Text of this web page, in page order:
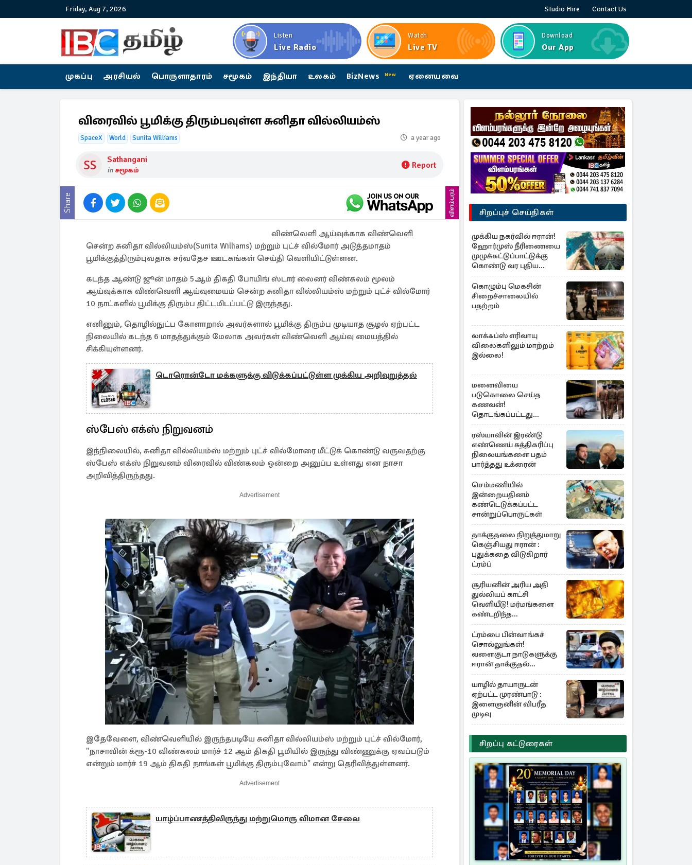
Friday, Aug 7, 2026 Studio Hire Contact Us
Listen
Live Radio
Watch
Live TV
Download
Our App
முகப்பு அரசியல் பொருளாதாரம் சமூகம் இந்தியா உலகம் BizNews New ஏனையவை
விரைவில் பூமிக்கு திரும்பவுள்ள சுனிதா வில்லியம்ஸ்
SpaceX World Sunita Williams a year ago
Sathangani
in சமூகம் Report
Share விளம்பரம்
விண்வெளி ஆய்வுக்காக விண்வெளி
சென்ற சுனிதா வில்லியம்ஸ்(Sunita Williams) மற்றும் புட்ச் வில்மோர் அடுத்தமாதம்
பூமிக்குத்திரும்புவதாக சர்வதேச ஊடகங்கள் செய்தி வெளியிட்டுள்ளன.
கடந்த ஆண்டு ஜூன் மாதம் 5ஆம் திகதி போயிங் ஸ்டார் லைனர் விண்கலம் மூலம்
ஆய்வுக்காக விண்வெளி ஆய்வுமையம் சென்ற சுனிதா வில்லியம்ஸ் மற்றும் புட்ச் வில்மோர்
10 நாட்களில் பூமிக்கு திரும்ப திட்டமிடப்பட்டு இருந்தது.
எனினும், தொழில்நுட்ப கோளாறால் அவர்களால் பூமிக்கு திரும்ப முடியாத சூழல் ஏற்பட்ட
நிலையில் கடந்த 6 மாதத்துக்கும் மேலாக அவர்கள் விண்வெளி ஆய்வு மையத்தில்
சிக்கியுள்ளனர்.
டொரொன்டோ மக்களுக்கு விடுக்கப்பட்டுள்ள முக்கிய அறிவுறுத்தல்
ஸ்பேஸ் எக்ஸ் நிறுவனம்
இந்நிலையில், சுனிதா வில்லியம்ஸ் மற்றும் புட்ச் வில்மோரை மீட்டுக் கொண்டு வருவதற்கு
ஸ்பேஸ் எக்ஸ் நிறுவனம் விரைவில் விண்கலம் ஒன்றை அனுப்ப உள்ளது என நாசா
அறிவித்திருந்தது.
Advertisement
இதேவேளை, விண்வெளியில் இருந்தபடியே சுனிதா வில்லியம்ஸ் மற்றும் புட்ச் வில்மோர்,
"நாசாவின் க்ரூ-10 விண்கலம் மார்ச் 12 ஆம் திகதி பூமியில் இருந்து விண்ணுக்கு ஏவப்படும்
என்றும் மார்ச் 19 ஆம் திகதி நாங்கள் பூமிக்கு திரும்புவோம்" என்று தெரிவித்துள்ளனர்.
Advertisement
யாழ்ப்பாணத்திலிருந்து மற்றுமொரு விமான சேவை
சிறப்புச் செய்திகள்
முக்கிய நகர்வில் ஈரான்!
ஹோர்முஸ் நீரிணையை
முழுக்கட்டுப்பாட்டுக்கு
கொண்டு வர புதிய
சட்டமூலம்
கொழும்பு மெகசின்
சிறைச்சாலையில்
பதற்றம்
லாக்ஃப்ஸ் எரிவாயு
விலைகளிலும் மாற்றம்
இல்லை!
மனைவியை
படுகொலை செய்த
கணவன்!
தொடங்கப்பட்டது
விசாரணை
ரஸ்யாவின் இரண்டு
எண்ணெய் சுத்திகரிப்பு
நிலையங்களை பதம்
பார்த்தது உக்ரைன்
செம்மணியில்
இன்றையதினம்
கண்டெடுக்கப்பட்ட
சான்றுப்பொருட்கள்
தாக்குதலை நிறுத்துமாறு
கெஞ்சியது ஈரான் :
புதுக்கதை விடுகிறார்
ட்ரம்ப்
சூரியனின் அரிய அதி
துல்லியப் காட்சி
வெளியீடு! மர்மங்களை
கண்டறிந்த
விஞ்ஞானிகள்
ட்ரம்பை பின்வாங்கச்
சொல்லுங்கள்!
வளைகுடா நாடுகளுக்கு
ஈரான் தாக்குதல்
எச்சரிக்கை
யாழில் தாயாருடன்
ஏற்பட்ட முரண்பாடு :
இளைஞனின் விபரீத
முடிவு
சிறப்பு கட்டுரைகள்